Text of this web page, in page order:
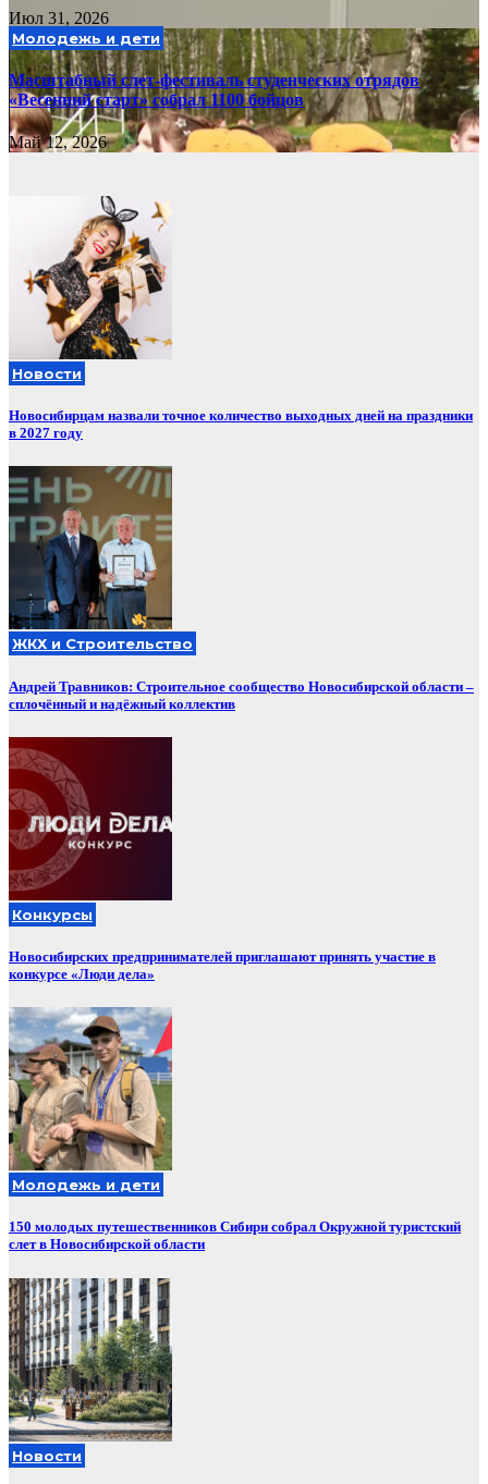
Июл 31, 2026
Молодежь и дети
Масштабный слет-фестиваль студенческих отрядов
«Весенний старт» собрал 1100 бойцов
Май 12, 2026
Новости
Новосибирцам назвали точное количество выходных дней на праздники
в 2027 году
ЖКХ и Строительство
Андрей Травников: Строительное сообщество Новосибирской области –
сплочённый и надёжный коллектив
Конкурсы
Новосибирских предпринимателей приглашают принять участие в
конкурсе «Люди дела»
Молодежь и дети
150 молодых путешественников Сибири собрал Окружной туристский
слет в Новосибирской области
Новости